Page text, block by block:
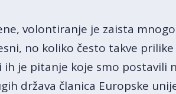
volontiranje je zaista
no koliko često takve
ih je pitanje koje smo
država članica Europske